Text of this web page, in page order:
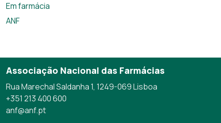
Em farmácia
ANF
Associação Nacional das Farmácias
Rua Marechal Saldanha 1, 1249-069 Lisboa
+351 213 400 600
anf@anf.pt